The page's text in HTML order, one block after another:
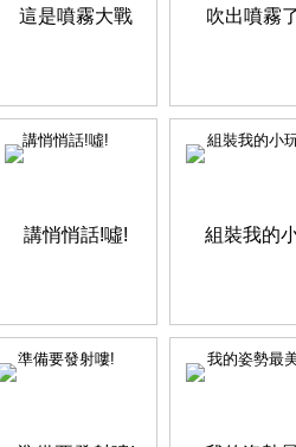
講悄悄話!噓! 組裝我的小
準備要發射嘍! 我的姿勢最